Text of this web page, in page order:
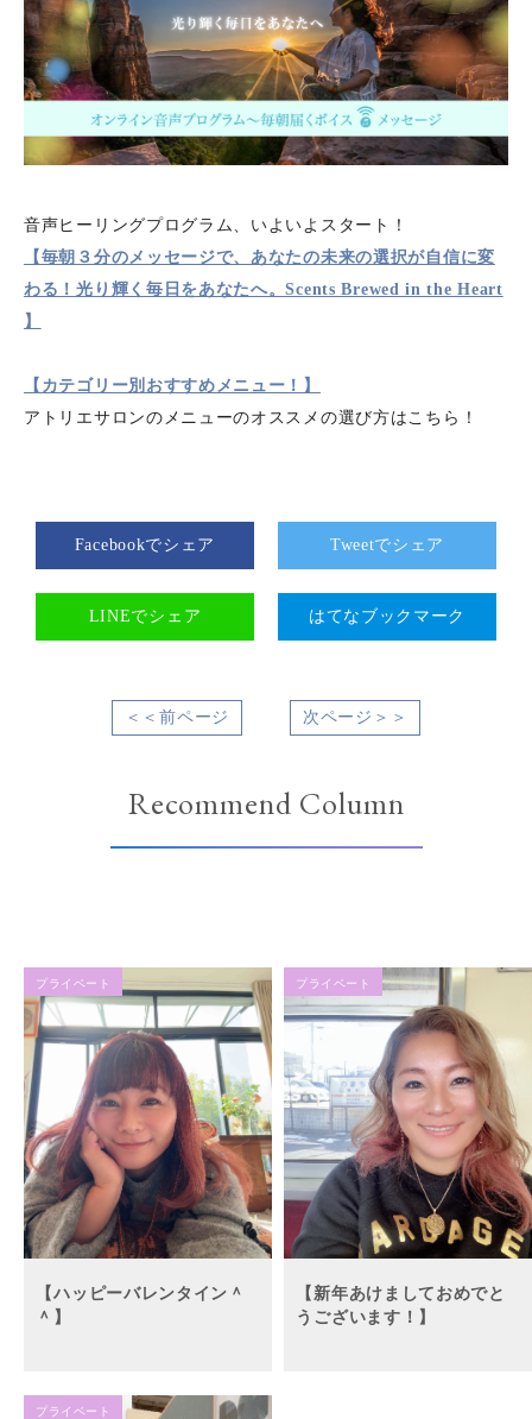
音声ヒーリングプログラム、いよいよスタート！
【毎朝３分のメッセージで、あなたの未来の選択が自信に変
わる！光り輝く毎日をあなたへ。Scents Brewed in the Heart
】
【カテゴリー別おすすめメニュー！】
アトリエサロンのメニューのオススメの選び方はこちら！
Facebookでシェア Tweetでシェア
LINEでシェア はてなブックマーク
＜＜前ページ 次ページ＞＞
Recommend Column
プライベート
【ハッピーバレンタイン＾
＾】
プライベート
【新年あけましておめでと
うございます！】
プライベート